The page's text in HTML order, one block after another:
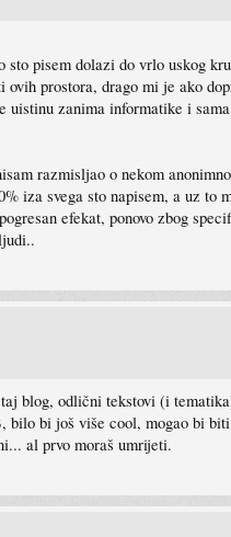
sto pisem dolazi do vrlo uskog
ovih prostora, drago mi je ako
uistinu zanima informatike i
razmisljao o nekom
iza svega sto napisem, a uz to
efekat, ponovo zbog
blog, odlični tekstovi (i
bilo bi još više cool, mogao bi
al prvo moraš umrijeti.